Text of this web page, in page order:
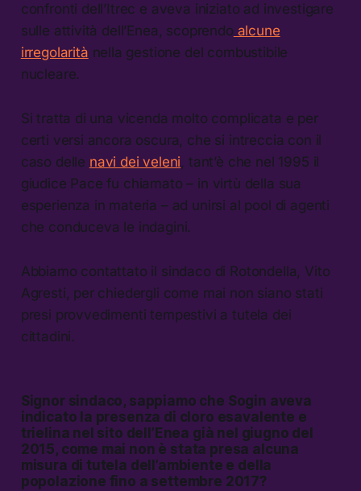
confronti dell’Itrec e aveva iniziato ad investigare
sulle attività dell’Enea, scoprendo alcune
irregolarità nella gestione del combustibile
nucleare.
Si tratta di una vicenda molto complicata e per
certi versi ancora oscura, che si intreccia con il
caso delle navi dei veleni, tant’è che nel 1995 il
giudice Pace fu chiamato – in virtù della sua
esperienza in materia – ad unirsi al pool di agenti
che conduceva le indagini.
Abbiamo contattato il sindaco di Rotondella, Vito
Agresti, per chiedergli come mai non siano stati
presi provvedimenti tempestivi a tutela dei
cittadini.
Signor sindaco, sappiamo che Sogin aveva
indicato la presenza di cloro esavalente e
trielina nel sito dell’Enea già nel giugno del
2015, come mai non è stata presa alcuna
misura di tutela dell’ambiente e della
popolazione fino a settembre 2017?